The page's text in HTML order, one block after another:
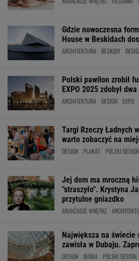
Gdzie nowoczesna
House w Beskidach
ARCHITEKTURA BESKIDY
Polski pawilon zrobił
EXPO 2025 zdobył
ARCHITEKTURA DESIGN EXPO
Targi Rzeczy Ładnych
warto zobaczyć na
DESIGN PLAKAT POLSKI DESIGN
Jej dom ma mroczną
"straszyło". Krystyna
przytulne gniazdko
ARANŻACJE WNĘTRZ
Największa na
zawisła w Dubaju.
DESIGN DUBAJ POLSKI DESIGN